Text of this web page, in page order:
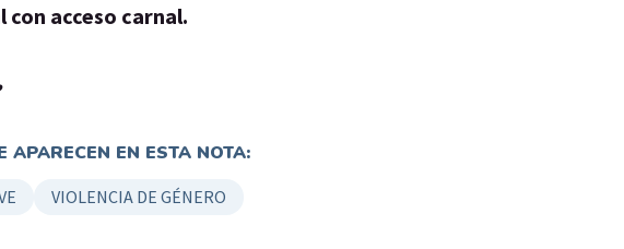
acceso carnal.
APARECEN EN ESTA NOTA:
VIOLENCIA DE GÉNERO